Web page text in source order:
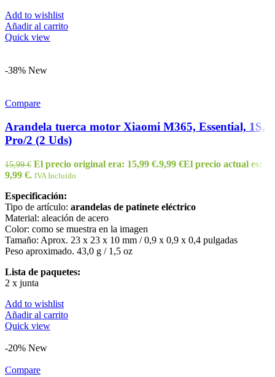
Add to wishlist
Añadir al carrito
Quick view
-38% New
Compare
Arandela tuerca motor Xiaomi M365, Essential, 1S,
Pro/2 (2 Uds)
15,99€ El precio original era: 15,99 €.9,99 €El precio actual es:
9,99 €. IVA Incluido
Especificación:
Tipo de artículo: arandelas de patinete eléctrico
Material: aleación de acero
Color: como se muestra en la imagen
Tamaño: Aprox. 23 x 23 x 10 mm / 0,9 x 0,9 x 0,4 pulgadas
Peso aproximado. 43,0 g / 1,5 oz
Lista de paquetes:
2 x junta
Add to wishlist
Añadir al carrito
Quick view
-20% New
Compare